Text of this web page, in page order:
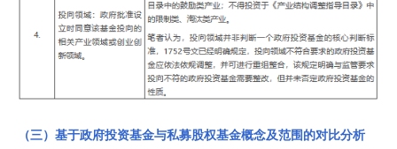
（三）基于政府投资基金与私募股权基金概念及范围的对比分析